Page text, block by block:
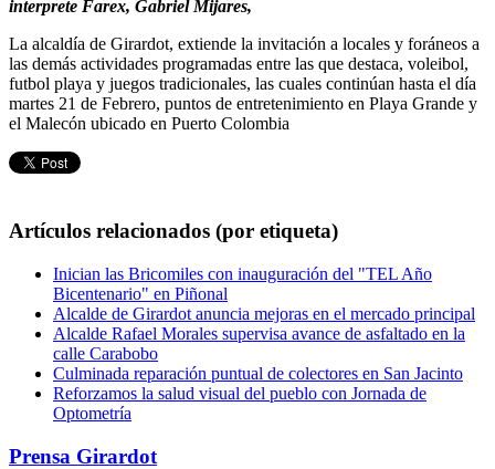
interprete Farex, Gabriel Mijares,
La alcaldía de Girardot, extiende la invitación a locales y foráneos a
las demás actividades programadas entre las que destaca, voleibol,
futbol playa y juegos tradicionales, las cuales continúan hasta el día
martes 21 de Febrero, puntos de entretenimiento en Playa Grande y
el Malecón ubicado en Puerto Colombia
Artículos relacionados (por etiqueta)
Inician las Bricomiles con inauguración del "TEL Año
Bicentenario" en Piñonal
Alcalde de Girardot anuncia mejoras en el mercado principal
Alcalde Rafael Morales supervisa avance de asfaltado en la
calle Carabobo
Culminada reparación puntual de colectores en San Jacinto
Reforzamos la salud visual del pueblo con Jornada de
Optometría
Prensa Girardot